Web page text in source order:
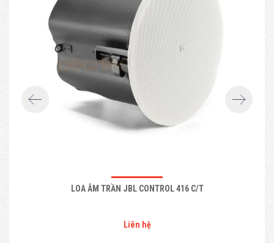
LOA ÂM TRẦN JBL CONTROL 416 C/T
Liên hệ